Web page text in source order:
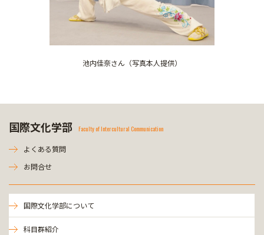
池内佳奈さん（写真本人提供）
国際文化学部 Faculty of Intercultural Communication
よくある質問
お問合せ
国際文化学部について
科目群紹介